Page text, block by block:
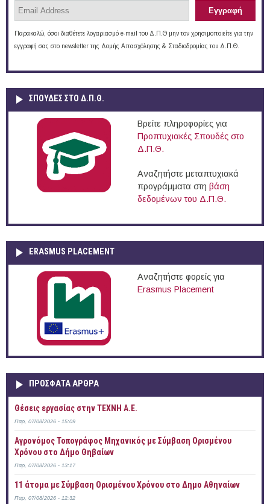
Παρακαλώ, όσοι διαθέτετε λογαριασμό e-mail του Δ.Π.Θ μην τον χρησιμοποιείτε για την
εγγραφή σας στο newsletter της Δομής Απασχόλησης & Σταδιοδρομίας του Δ.Π.Θ.
ΣΠΟΥΔΈΣ ΣΤΟ Δ.Π.Θ.
Βρείτε πληροφορίες για
Προπτυχιακές Σπουδές στο
Δ.Π.Θ.
Αναζητήστε μεταπτυχιακά
προγράμματα στη βάση
δεδομένων του Δ.Π.Θ.
ERASMUS PLACEMENT
Αναζητήστε φορείς για
Erasmus Placement
ΠΡOΣΦΑΤΑ AΡΘΡΑ
Θέσεις εργασίας στην ΤΕΧΝΗ Α.Ε.
Παρ, 07/08/2026 - 15:09
Αγρονόμος Τοπογράφος Μηχανικός με Σύμβαση Ορισμένου
Χρόνου στο Δήμο Θηβαίων
Παρ, 07/08/2026 - 13:17
11 άτομα με Σύμβαση Ορισμένου Χρόνου στο Δημο Αθηναίων
Παρ, 07/08/2026 - 12:32